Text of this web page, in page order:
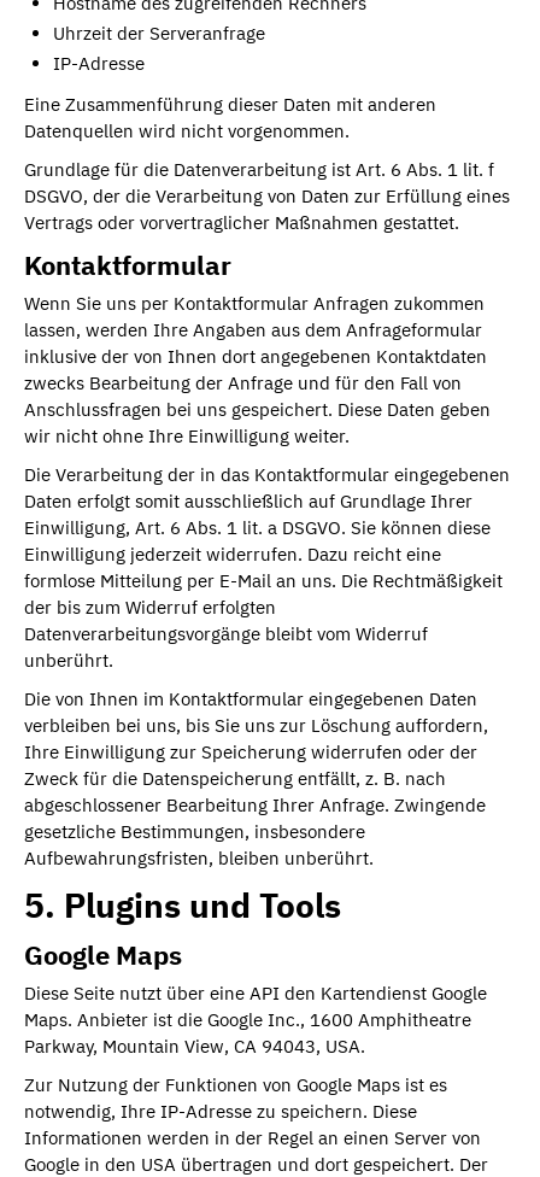
Uhrzeit der Serveranfrage
IP-Adresse
Eine Zusammenführung dieser Daten mit anderen
Datenquellen wird nicht vorgenommen.
Grundlage für die Datenverarbeitung ist Art. 6 Abs. 1 lit. f
DSGVO, der die Verarbeitung von Daten zur Erfüllung eines
Vertrags oder vorvertraglicher Maßnahmen gestattet.
Kontaktformular
Wenn Sie uns per Kontaktformular Anfragen zukommen
lassen, werden Ihre Angaben aus dem Anfrageformular
inklusive der von Ihnen dort angegebenen Kontaktdaten
zwecks Bearbeitung der Anfrage und für den Fall von
Anschlussfragen bei uns gespeichert. Diese Daten geben
wir nicht ohne Ihre Einwilligung weiter.
Die Verarbeitung der in das Kontaktformular eingegebenen
Daten erfolgt somit ausschließlich auf Grundlage Ihrer
Einwilligung, Art. 6 Abs. 1 lit. a DSGVO. Sie können diese
Einwilligung jederzeit widerrufen. Dazu reicht eine
formlose Mitteilung per E-Mail an uns. Die Rechtmäßigkeit
der bis zum Widerruf erfolgten
Datenverarbeitungsvorgänge bleibt vom Widerruf
unberührt.
Die von Ihnen im Kontaktformular eingegebenen Daten
verbleiben bei uns, bis Sie uns zur Löschung auffordern,
Ihre Einwilligung zur Speicherung widerrufen oder der
Zweck für die Datenspeicherung entfällt, z. B. nach
abgeschlossener Bearbeitung Ihrer Anfrage. Zwingende
gesetzliche Bestimmungen, insbesondere
Aufbewahrungsfristen, bleiben unberührt.
5. Plugins und Tools
Google Maps
Diese Seite nutzt über eine API den Kartendienst Google
Maps. Anbieter ist die Google Inc., 1600 Amphitheatre
Parkway, Mountain View, CA 94043, USA.
Zur Nutzung der Funktionen von Google Maps ist es
notwendig, Ihre IP-Adresse zu speichern. Diese
Informationen werden in der Regel an einen Server von
Google in den USA übertragen und dort gespeichert. Der